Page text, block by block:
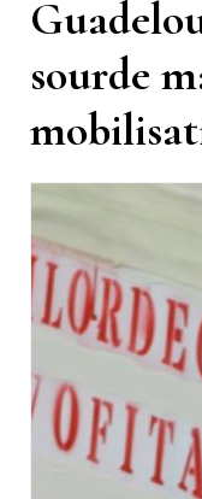
sourde